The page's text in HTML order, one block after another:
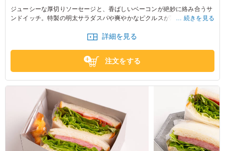
ジューシーな厚切りソーセージと、香ばしいベーコンが絶妙に絡み合うサ
ンドイッチ。特製の明太サラダスパや爽やかなピクルスが彩り豊かに、食
続きを見る
詳細を見る
注文をする